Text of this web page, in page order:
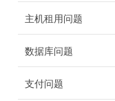
主机租用问题
数据库问题
支付问题